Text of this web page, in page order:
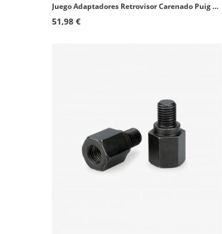
Juego Adaptadores Retrovisor Carenado Puig 21797Nx2 Kawasaki Ninja E-1 / ZX-4/6/R/R (24-25)
51,98 €